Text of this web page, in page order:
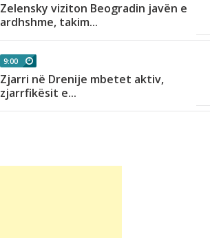
Zelensky viziton Beogradin javën e
ardhshme, takim...
9:00
Zjarri në Drenije mbetet aktiv,
zjarrfikësit e...